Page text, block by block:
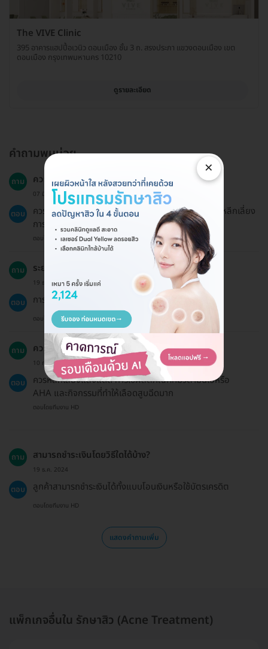
The VIVE Clinic
395 อาคารแฮปปี้อเวนิว ดอนเมือง ชั้น 3 ถ. สรงประภา แขวงดอนเมือง เขต
ดอนเมือง กรุงเทพมหานคร 10210
ดูรายละเอียด
คำถามพบบ่อย
ถาม ควรเตรียมตัวอย่างไรก่อนเข้ารับบริการ?
07 มี.ค. 2024
ตอบ
ควรงดใช้ยาที่ช่วยผลัดเซลล์ผิว งดแว็กซ์หรือขัดผิว และหลีกเลี่ยง
การดื่มแอลกอฮอล์และสูบบุหรี่ 24 ชั่วโมงก่อนบริการ
ตอบโดยทีมงาน HD
ถาม ระยะเวลาในการรักษานานเท่าไหร่?
19 ธ.ค. 2024
ตอบ การรักษาสิวใช้เวลาประมาณ 30-45 นาที
ตอบโดยทีมงาน HD
ถาม ควรหลีกเลี่ยงอะไรบ้างหลังการรักษา?
10 ก.พ. 2024
ตอบ
ควรหลีกเลี่ยงแสงแดด การใช้ผลิตภัณฑ์ที่มีวิตามินเอหรือ
AHA และกิจกรรมที่ทำให้เลือดสูบฉีดมาก
ตอบโดยทีมงาน HD
ถาม สามารถชำระเงินโดยวิธีใดได้บ้าง?
19 ธ.ค. 2024
ตอบ ลูกค้าสามารถชำระเงินได้ทั้งแบบโอนเงินหรือใช้บัตรเครดิต
ตอบโดยทีมงาน HD
แสดงคำถามเพิ่ม
แพ็กเกจอื่นใน รักษาสิว (Acne Treatment)
×